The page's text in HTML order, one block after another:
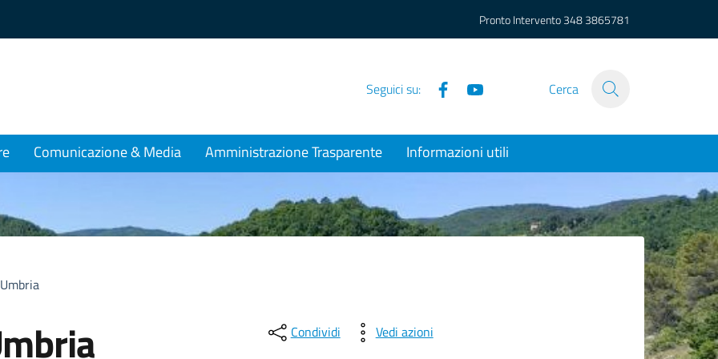
Pronto Intervento348 3865781
Seguici su: Facebook Cerca
Comunicazione & Media Amministrazione Trasparente Informazioni utili
Condividi Vedi azioni